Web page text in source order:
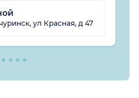
ул Красная, д 47